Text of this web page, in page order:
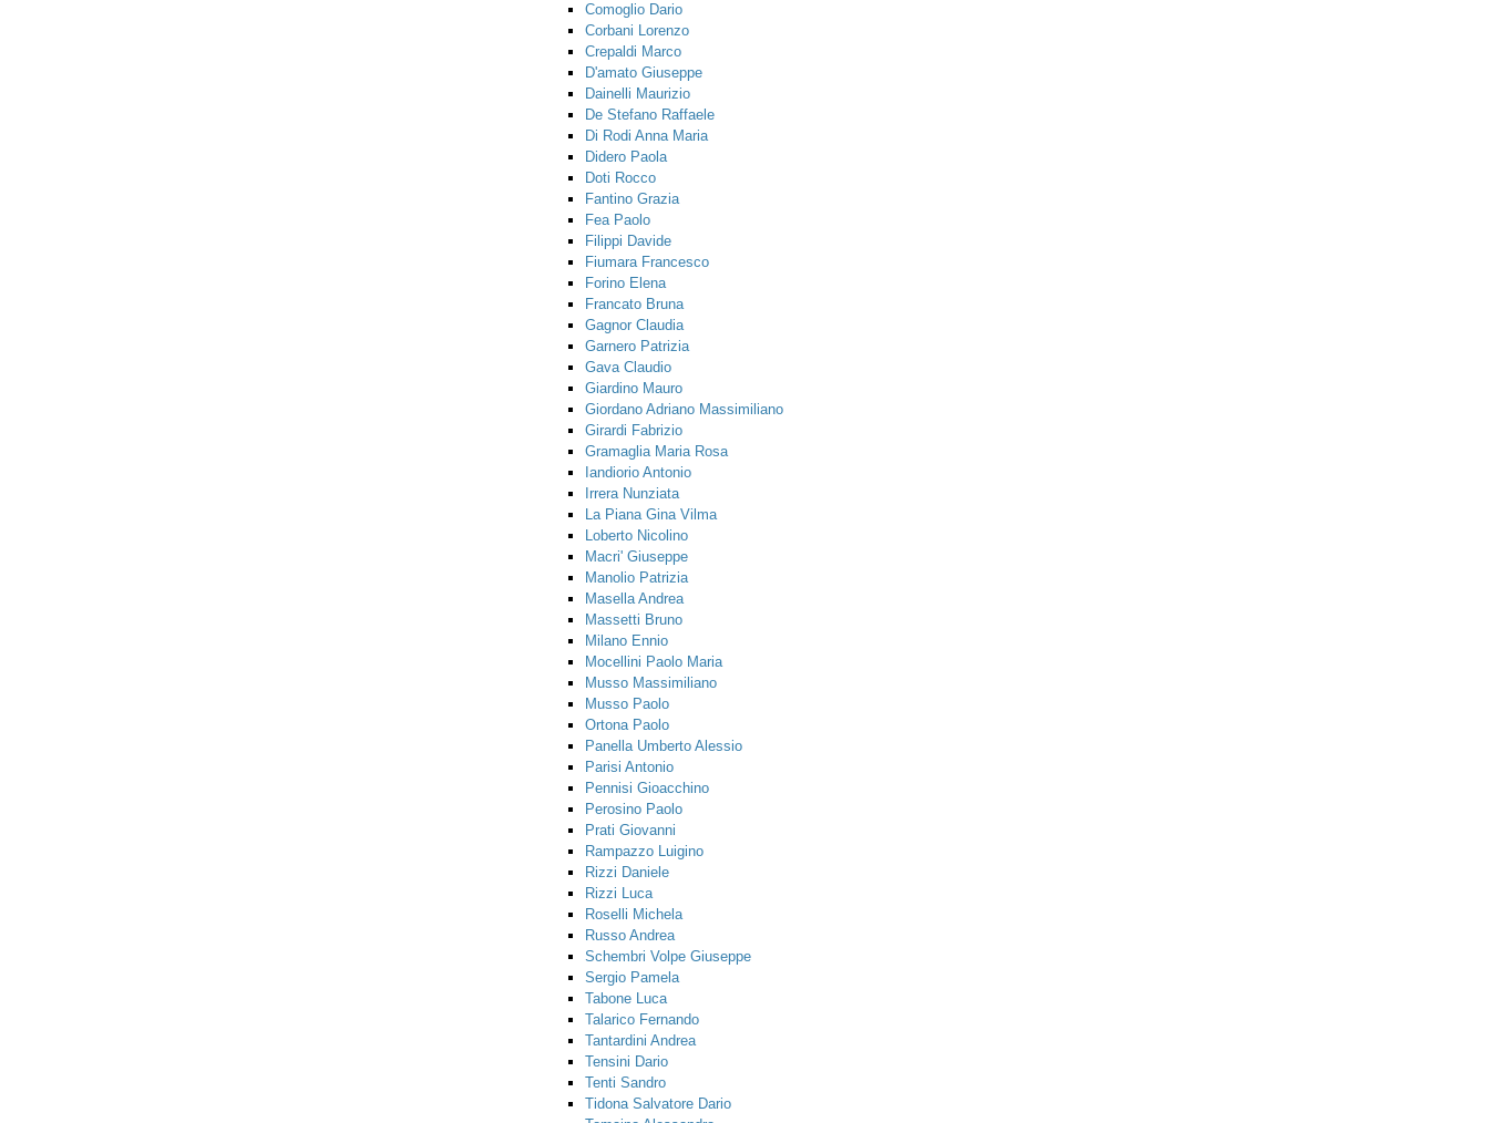
Comoglio Dario
Corbani Lorenzo
Crepaldi Marco
D'amato Giuseppe
Dainelli Maurizio
De Stefano Raffaele
Di Rodi Anna Maria
Didero Paola
Doti Rocco
Fantino Grazia
Fea Paolo
Filippi Davide
Fiumara Francesco
Forino Elena
Francato Bruna
Gagnor Claudia
Garnero Patrizia
Gava Claudio
Giardino Mauro
Giordano Adriano Massimiliano
Girardi Fabrizio
Gramaglia Maria Rosa
Iandiorio Antonio
Irrera Nunziata
La Piana Gina Vilma
Loberto Nicolino
Macri' Giuseppe
Manolio Patrizia
Masella Andrea
Massetti Bruno
Milano Ennio
Mocellini Paolo Maria
Musso Massimiliano
Musso Paolo
Ortona Paolo
Panella Umberto Alessio
Parisi Antonio
Pennisi Gioacchino
Perosino Paolo
Prati Giovanni
Rampazzo Luigino
Rizzi Daniele
Rizzi Luca
Roselli Michela
Russo Andrea
Schembri Volpe Giuseppe
Sergio Pamela
Tabone Luca
Talarico Fernando
Tantardini Andrea
Tensini Dario
Tenti Sandro
Tidona Salvatore Dario